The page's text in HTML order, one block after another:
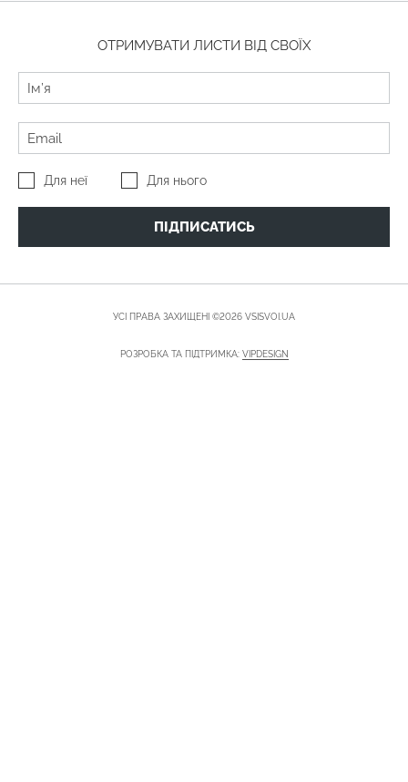
ОТРИМУВАТИ ЛИСТИ ВІД СВОЇХ
Для неї Для нього
ПІДПИСАТИСЬ
УСІ ПРАВА ЗАХИЩЕНІ ©2026 VSISVOI.UA
РОЗРОБКА ТА ПІДТРИМКА: VIPDESIGN